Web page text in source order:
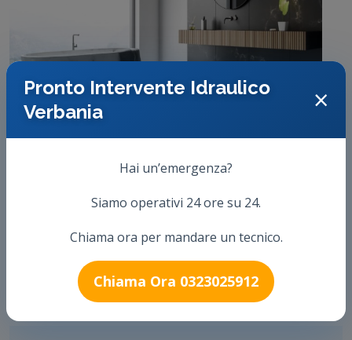
Pronto Intervente Idraulico
Verbania
×
Hai un’emergenza?
Siamo operativi 24 ore su 24.
Chiama ora per mandare un tecnico.
Chiama Ora 0323025912
Sicurezza.
250+ collaboratori
8600+ Clienti Soddisfatti
18+ Anni di di Esperienza